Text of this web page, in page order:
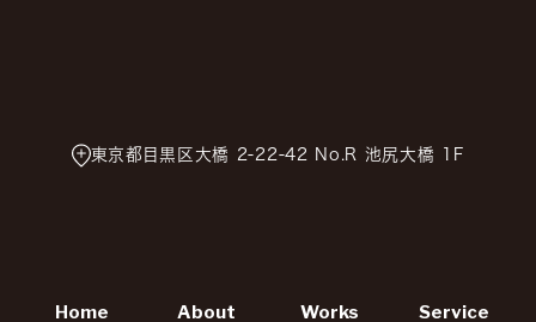
東京都目黒区大橋 2-22-42 No.R 池尻大橋 1F
Home About Works Service